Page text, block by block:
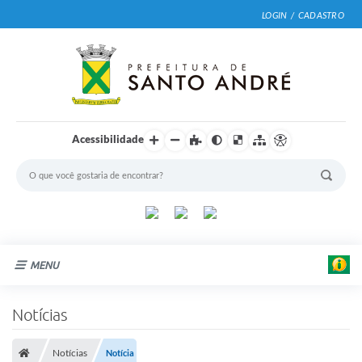
LOGIN / CADASTRO
Acessibilidade
MENU
Notícias
Notícias Notícia